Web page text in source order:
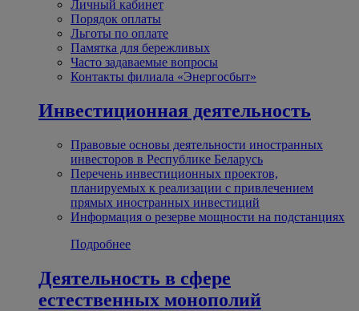
Личный кабинет
Порядок оплаты
Льготы по оплате
Памятка для бережливых
Часто задаваемые вопросы
Контакты филиала «Энергосбыт»
Инвестиционная деятельность
Правовые основы деятельности иностранных
инвесторов в Республике Беларусь
Перечень инвестиционных проектов,
планируемых к реализации с привлечением
прямых иностранных инвестиций
Информация о резерве мощности на подстанциях
Подробнее
Деятельность в сфере
естественных монополий